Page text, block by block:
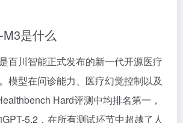
-M3是什么
百川智能正式发布的新一代开源医疗
模型在问诊能力、医疗幻觉控制以及
Hard评测中均排名第一，
5.2，在所有测试环节中超越了人